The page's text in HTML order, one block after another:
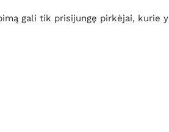
gali tik prisijungę pirkėjai, kurie